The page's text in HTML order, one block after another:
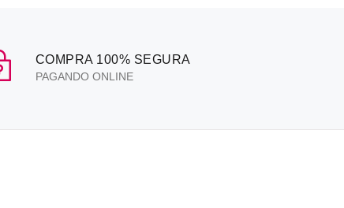
COMPRA 100% SEGURA
PAGANDO ONLINE